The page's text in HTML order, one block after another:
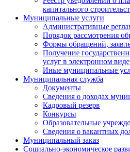
капитального
Муниципальные услуги
Административные
Порядок рассмотрения
Формы обращений,
Получение
услуг в электронном виде
Иные муниципальные
Муниципальная служба
Документы
Сведения о доходах
Кадровый резерв
Конкурсы
Образовательные
Сведения о вакантных
Муниципальный заказ
Социально-экономическое